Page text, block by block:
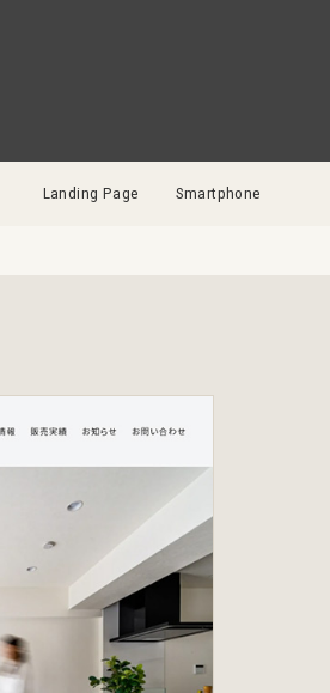
Landing Page Smartphone